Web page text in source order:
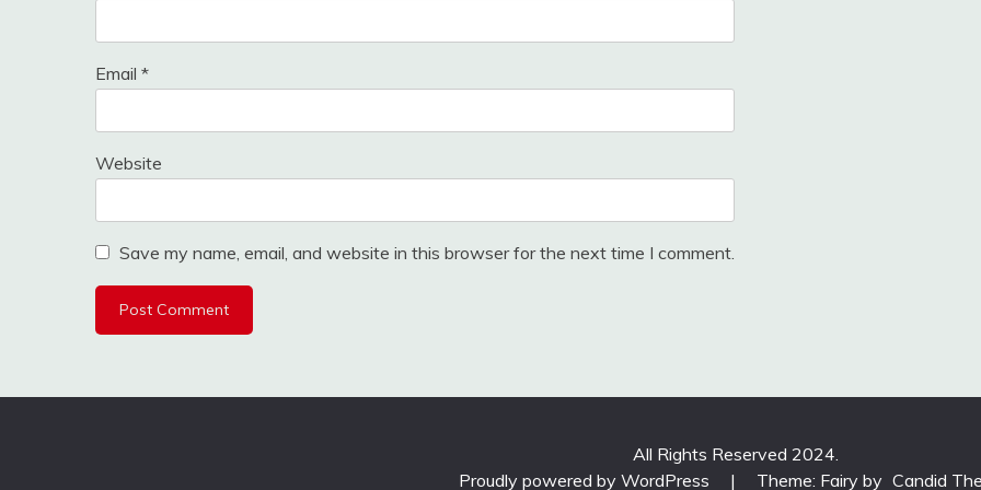
Email *
Website
Save my name, email, and website in this browser for the next time I comment.
All Rights Reserved 2024.
Proudly powered by WordPress
| Theme: Fairy by Candid